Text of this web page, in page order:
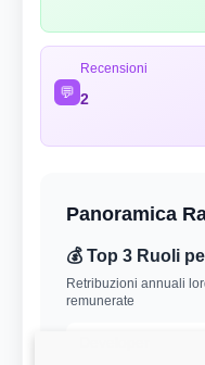
💬
Recensioni
2
Panoramica
💰 Top 3 Ruoli
Retribuzioni annuali
remunerate